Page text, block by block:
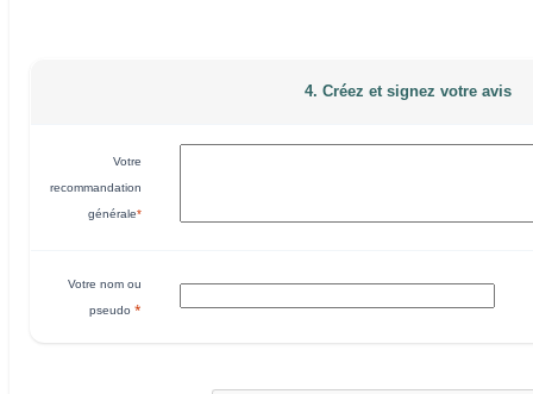
4. Créez et signez votre avis
Votre
recommandation
générale*
Votre nom ou
pseudo *